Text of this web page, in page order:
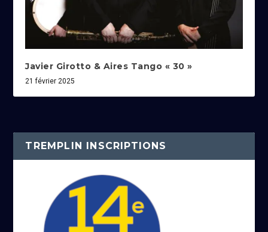
Javier Girotto & Aires Tango « 30 »
21 février 2025
TREMPLIN INSCRIPTIONS